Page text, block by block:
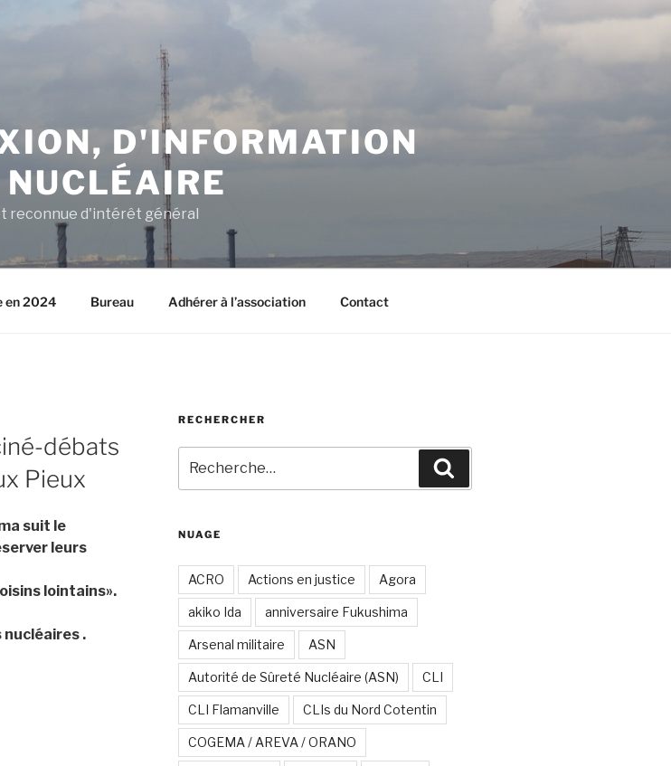
D'INFORMATION
reconnue d'intérêt général
en 2024 Bureau Adhérer à l’association Contact
débats
Pieux
suit le
leurs
lointains».
nucléaires .
RECHERCHER
pour
:
NUAGE
ACRO Actions en justice Agora
akiko Ida anniversaire Fukushima
Arsenal militaire ASN
Autorité de Sûreté Nucléaire (ASN) CLI
CLI Flamanville CLIs du Nord Cotentin
COGEMA / AREVA / ORANO